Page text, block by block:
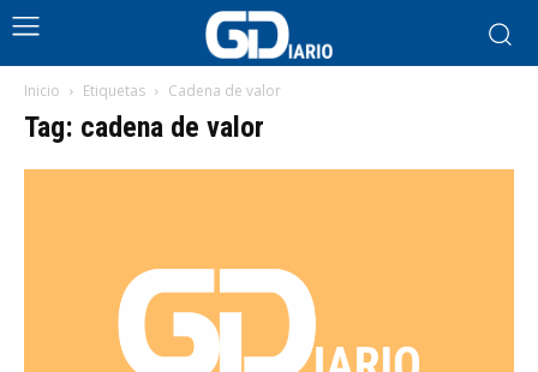
Inicio Etiquetas Cadena de valor
Tag: cadena de valor